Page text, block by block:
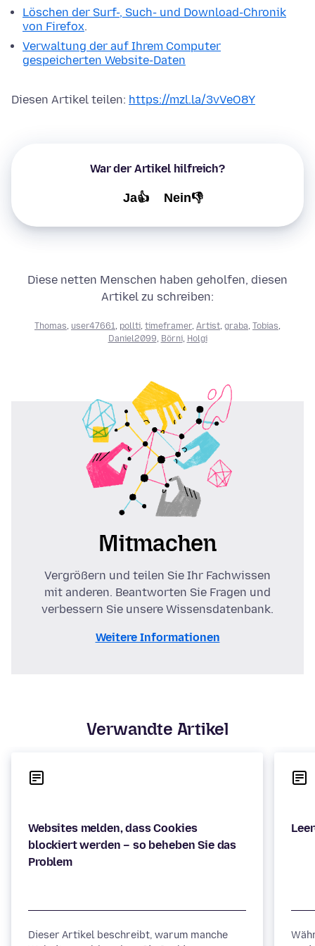
Löschen der Surf-, Such- und Download-Chronik
von Firefox.
Verwaltung der auf Ihrem Computer
gespeicherten Website-Daten
Diesen Artikel teilen: https://mzl.la/3vVeO8Y
War der Artikel hilfreich?
Ja👍 Nein👎
Diese netten Menschen haben geholfen, diesen
Artikel zu schreiben:
Thomas user47661 pollti timeframer, Artist graba Tobias
Daniel2099 Börni, Holgi
Mitmachen
Vergrößern und teilen Sie Ihr Fachwissen
mit anderen. Beantworten Sie Fragen und
verbessern Sie unsere Wissensdatenbank.
Weitere Informationen
Verwandte Artikel
Websites melden, dass Cookies
blockiert werden – so beheben Sie das
Problem
Dieser Artikel beschreibt, warum manche